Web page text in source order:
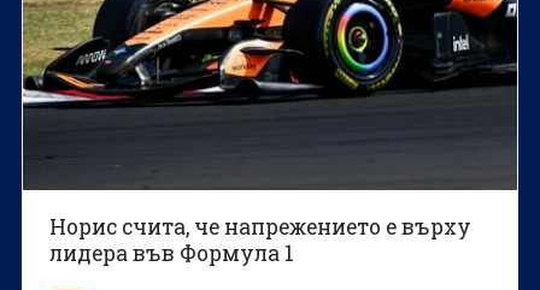
Норис счита, че напрежението е върху
лидера във Формула 1